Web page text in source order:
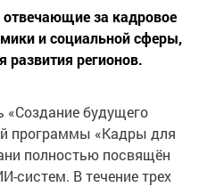
отвечающие за кадровое
и социальной сферы,
развития регионов.
«Создание будущего
программы «Кадры для
полностью посвящён
систем. В течение трех